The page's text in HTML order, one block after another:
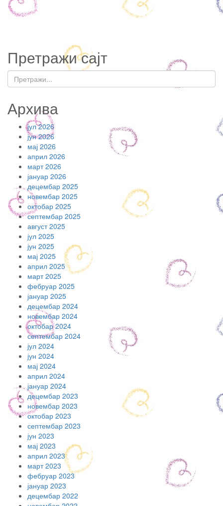
Претражи сајт
Архива
јул 2026
јун 2026
мај 2026
април 2026
март 2026
јануар 2026
децембар 2025
новембар 2025
октобар 2025
септембар 2025
август 2025
јул 2025
јун 2025
мај 2025
април 2025
март 2025
фебруар 2025
јануар 2025
децембар 2024
новембар 2024
октобар 2024
септембар 2024
јул 2024
јун 2024
мај 2024
април 2024
јануар 2024
децембар 2023
новембар 2023
октобар 2023
септембар 2023
јун 2023
мај 2023
април 2023
март 2023
фебруар 2023
јануар 2023
децембар 2022